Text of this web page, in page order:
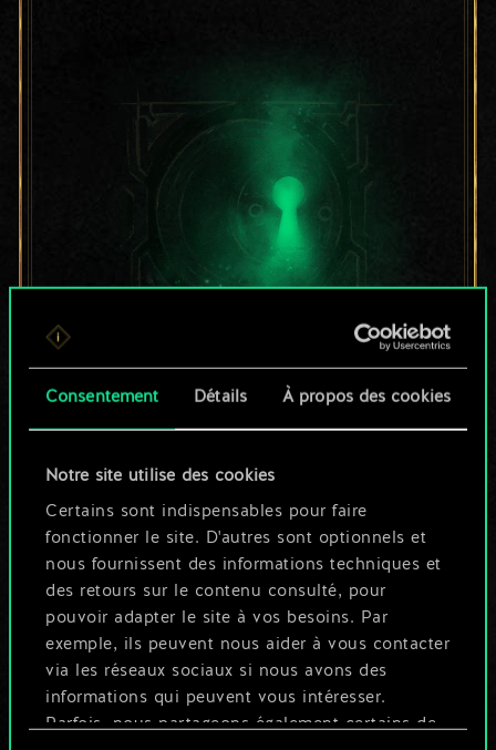
Consentement Détails À propos des cookies
Notre site utilise des cookies
Certains sont indispensables pour faire
fonctionner le site. D'autres sont optionnels et
nous fournissent des informations techniques et
des retours sur le contenu consulté, pour
pouvoir adapter le site à vos besoins. Par
exemple, ils peuvent nous aider à vous contacter
via les réseaux sociaux si nous avons des
informations qui peuvent vous intéresser.
Parfois, nous partageons également certains de
Pour l'instant, ce
n'est qu'un jeu de
cartes partagé.
Mais cela peut être
tellement plus !
Nommer ce jeu et créer un guide
Modifier le jeu